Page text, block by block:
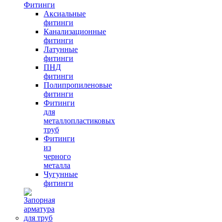
Фитинги
Аксиальные
фитинги
Канализационные
фитинги
Латунные
фитинги
ПНД
фитинги
Полипропиленовые
фитинги
Фитинги
для
металлопластиковых
труб
Фитинги
из
черного
металла
Чугунные
фитинги